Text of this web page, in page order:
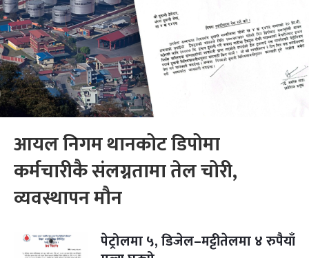
आयल निगम थानकोट डिपोमा
कर्मचारीकै संलग्नतामा तेल चोरी,
व्यवस्थापन मौन
पेट्रोलमा ५, डिजेल–मट्टीतेलमा ४ रुपैयाँ